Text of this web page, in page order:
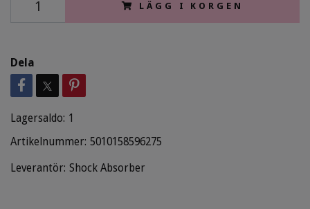
LÄGG I KORGEN
Dela
Lagersaldo: 1
Artikelnummer: 5010158596275
Leverantör: Shock Absorber